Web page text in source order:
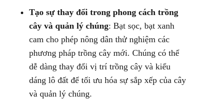
Tạo sự thay đổi trong phong cách trồng
cây và quản lý chúng: Bạt sọc, bạt xanh
cam cho phép nông dân thử nghiệm các
phương pháp trồng cây mới. Chúng có thể
dễ dàng thay đổi vị trí trồng cây và kiểu
dáng lô đất để tối ưu hóa sự sắp xếp của cây
và quản lý chúng.